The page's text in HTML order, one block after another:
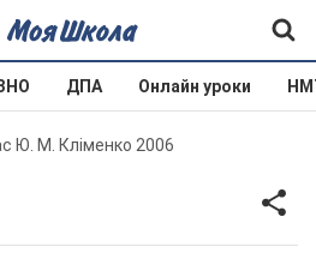
ДПА Онлайн уроки
Ю. М. Кліменко 2006